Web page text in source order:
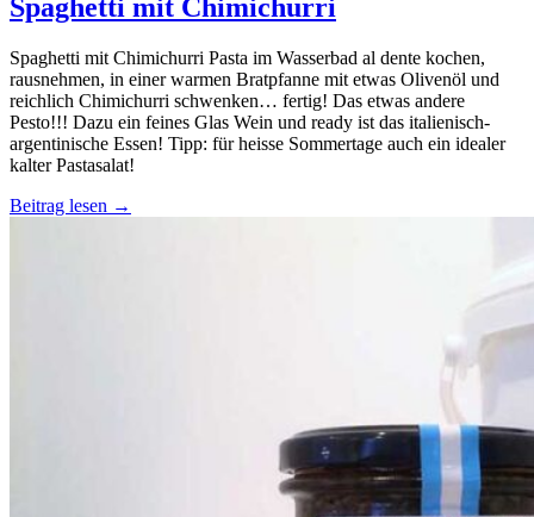
Spaghetti mit Chimichurri
Spaghetti mit Chimichurri Pasta im Wasserbad al dente kochen,
rausnehmen, in einer warmen Bratpfanne mit etwas Olivenöl und
reichlich Chimichurri schwenken… fertig! Das etwas andere
Pesto!!! Dazu ein feines Glas Wein und ready ist das italienisch-
argentinische Essen! Tipp: für heisse Sommertage auch ein idealer
kalter Pastasalat!
Beitrag lesen →